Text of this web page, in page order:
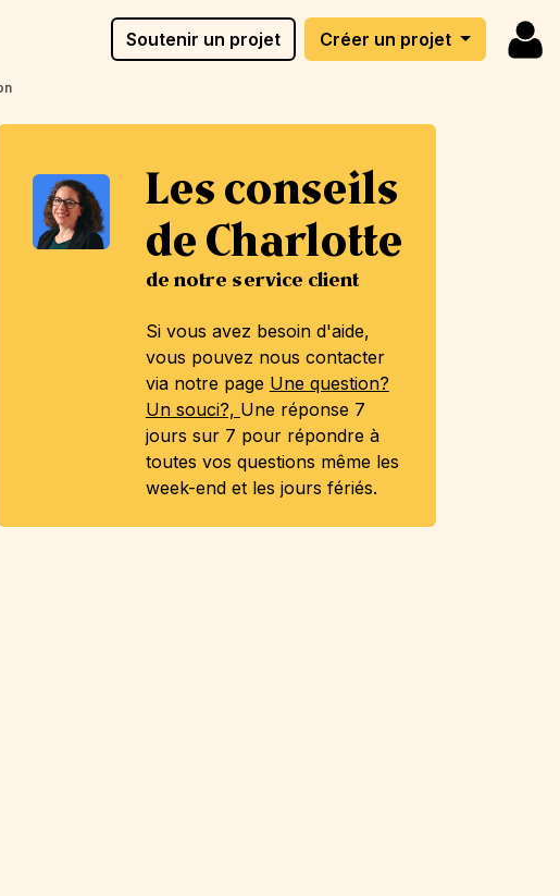
Soutenir un projet Créer un projet
Les conseils
de Charlotte
de notre service client
Si vous avez besoin d'aide,
vous pouvez nous contacter
via notre page Une question?
Un souci?, Une réponse 7
jours sur 7 pour répondre à
toutes vos questions même les
week-end et les jours fériés.